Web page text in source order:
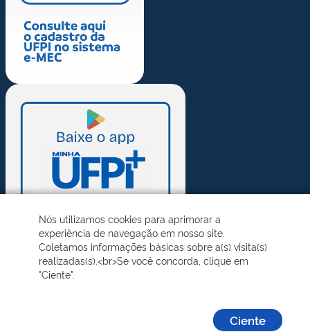
Nós utilizamos cookies para aprimorar a
experiência de navegação em nosso site.
Coletamos informações básicas sobre a(s) visita(s)
realizadas(s).<br>Se você concorda, clique em
"Ciente".
Ciente